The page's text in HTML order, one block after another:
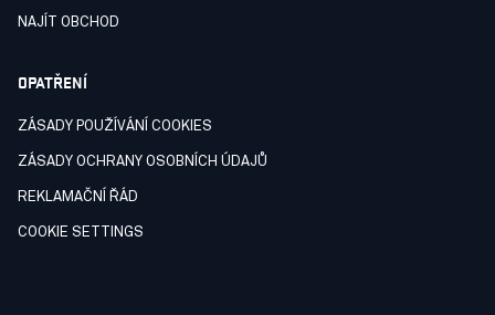
NAJÍT OBCHOD
OPATŘENÍ
ZÁSADY POUŽÍVÁNÍ COOKIES
ZÁSADY OCHRANY OSOBNÍCH ÚDAJŮ
REKLAMAČNÍ ŘÁD
COOKIE SETTINGS